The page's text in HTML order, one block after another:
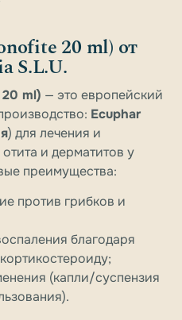
20 ml) от
S.L.U.
ml) — это европейский
Ecuphar
) для лечения и
и дерматитов у
преимущества:
против грибков и
благодаря
(капли/суспензия